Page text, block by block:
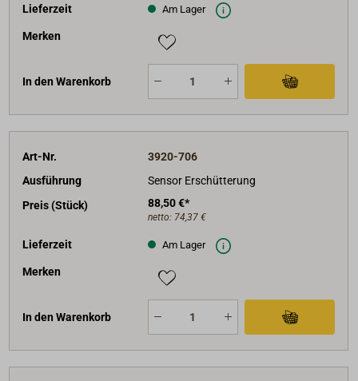
Lieferzeit Am Lager
Merken
In den Warenkorb
Art-Nr.
3920-706
Ausführung
Sensor Erschütterung
Preis (Stück)
88,50 €*
netto: 74,37 €
Lieferzeit Am Lager
Merken
In den Warenkorb